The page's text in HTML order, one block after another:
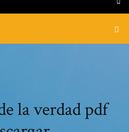
la verdad pdf